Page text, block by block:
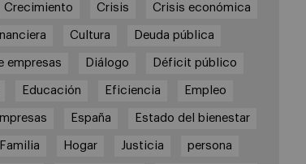
Crecimiento Crisis Crisis económica
Cultura Deuda pública
empresas Diálogo Déficit público
Educación Eficiencia Empleo
España Estado del bienestar
Familia Hogar Justicia persona